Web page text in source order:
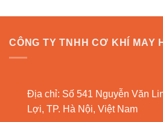
CÔNG TY TNHH CƠ KHÍ MAY
Địa chỉ: Số 541 Nguyễn Văn
Lợi, TP. Hà Nội, Việt Nam